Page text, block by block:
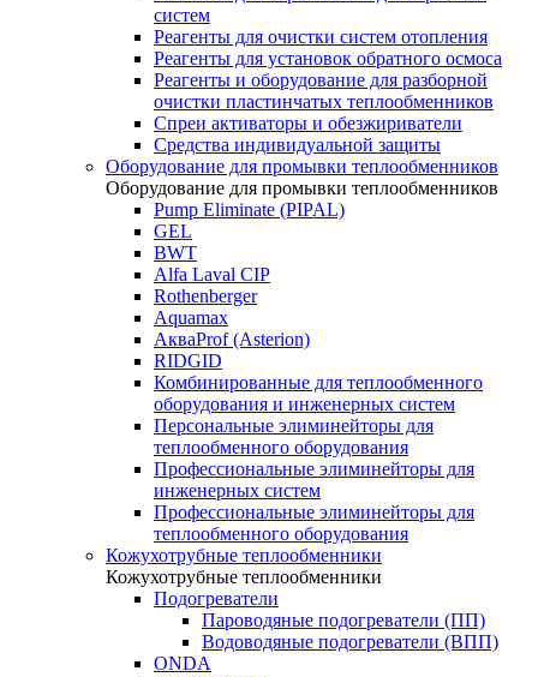
систем
Реагенты для очистки систем отопления
Реагенты для установок обратного осмоса
Реагенты и оборудование для разборной
очистки пластинчатых теплообменников
Спреи активаторы и обезжириватели
Средства индивидуальной защиты
Оборудование для промывки теплообменников
Оборудование для промывки теплообменников
Pump Eliminate (PIPAL)
GEL
BWT
Alfa Laval CIP
Rothenberger
Aquamax
АкваProf (Asterion)
RIDGID
Комбинированные для теплообменного
оборудования и инженерных систем
Персональные элиминейторы для
теплообменного оборудования
Профессиональные элиминейторы для
инженерных систем
Профессиональные элиминейторы для
теплообменного оборудования
Кожухотрубные теплообменники
Кожухотрубные теплообменники
Подогреватели
Пароводяные подогреватели (ПП)
Водоводяные подогреватели (ВПП)
ONDA